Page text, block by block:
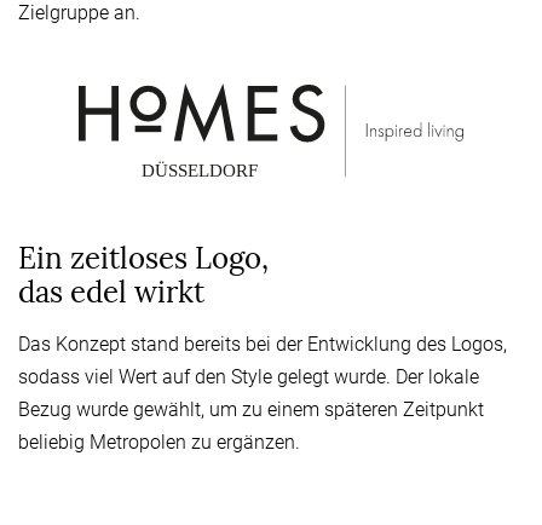
Zielgruppe an.
Ein zeitloses Logo,
das edel wirkt
Das Konzept stand bereits bei der Entwicklung des Logos,
sodass viel Wert auf den Style gelegt wurde. Der lokale
Bezug wurde gewählt, um zu einem späteren Zeitpunkt
beliebig Metropolen zu ergänzen.